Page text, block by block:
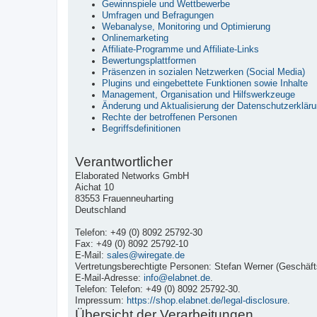
Gewinnspiele und Wettbewerbe
Umfragen und Befragungen
Webanalyse, Monitoring und Optimierung
Onlinemarketing
Affiliate-Programme und Affiliate-Links
Bewertungsplattformen
Präsenzen in sozialen Netzwerken (Social Media)
Plugins und eingebettete Funktionen sowie Inhalte
Management, Organisation und Hilfswerkzeuge
Änderung und Aktualisierung der
Rechte der betroffenen Personen
Begriffsdefinitionen
Verantwortlicher
Elaborated Networks GmbH
Aichat 10
83553 Frauenneuharting
Deutschland
Telefon: +49 (0) 8092 25792-30
Fax: +49 (0) 8092 25792-10
E-Mail: sales@wiregate.de
Vertretungsberechtigte Personen: Stefan Werner
E-Mail-Adresse: info@elabnet.de
Telefon: Telefon: +49 (0) 8092 25792-30.
Impressum: https://shop.elabnet.de/legal-disclosure